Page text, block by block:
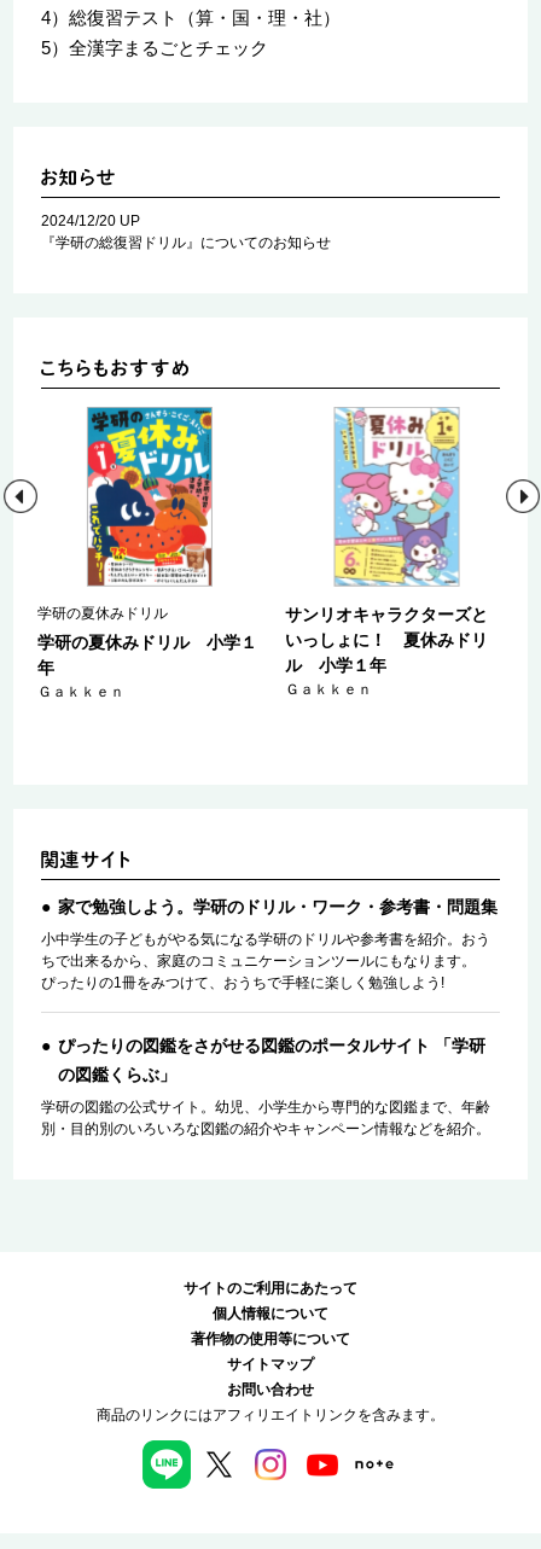
4）総復習テスト（算・国・理・社）
5）全漢字まるごとチェック
2024/12/20 UP
『学研の総復習ドリル』についてのお知らせ
学研の夏休みドリル
学研の夏休みドリル 小学１
年
Ｇａｋｋｅｎ
サンリオキャラクターズと
いっしょに！ 夏休みドリ
ル 小学１年
Ｇａｋｋｅｎ
家で勉強しよう。学研のドリル・ワーク・参考書・問題集
小中学生の子どもがやる気になる学研のドリルや参考書を紹介。おう
ちで出来るから、家庭のコミュニケーションツールにもなります。
ぴったりの1冊をみつけて、おうちで手軽に楽しく勉強しよう!
ぴったりの図鑑をさがせる図鑑のポータルサイト 「学研
の図鑑くらぶ」
学研の図鑑の公式サイト。幼児、小学生から専門的な図鑑まで、年齢
別・目的別のいろいろな図鑑の紹介やキャンペーン情報などを紹介。
サイトのご利用にあたって
個人情報について
著作物の使用等について
サイトマップ
お問い合わせ
商品のリンクにはアフィリエイトリンクを含みます。